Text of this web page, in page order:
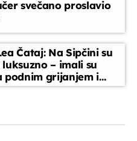
svečano proslavio
Čataj: Na Sipčini su
– imali su
podnim grijanjem i